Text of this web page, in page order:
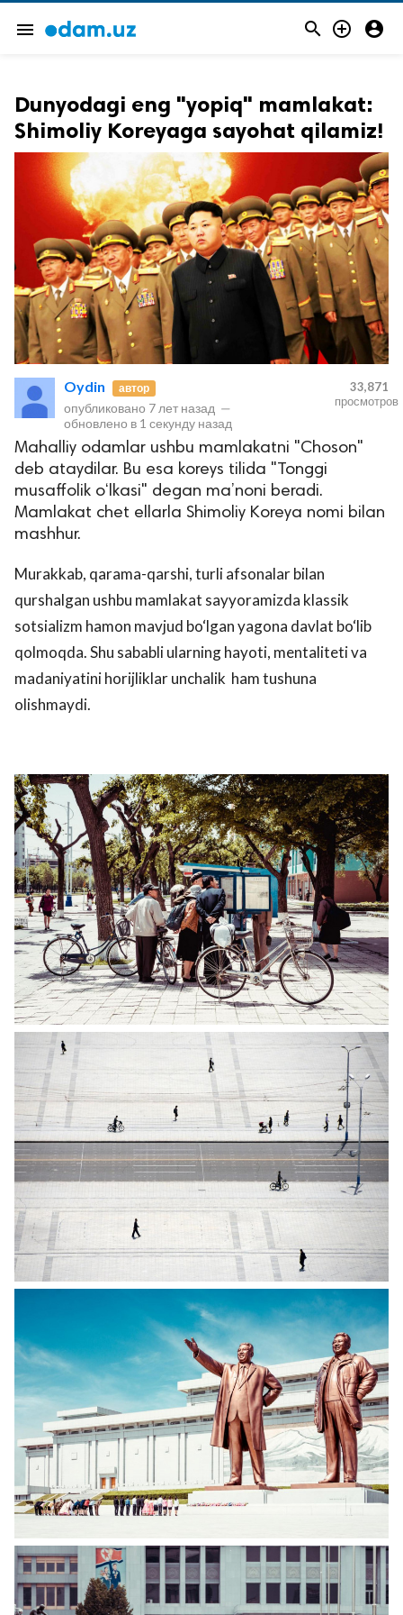
menu   
защищены.
Dunyodagi eng "yopiq" mamlakat:
Shimoliy Koreyaga sayohat qilamiz!
Oydin автор
опубликовано 7 лет назад —
обновлено в 1 секунду назад
33,871
просмотров
Mahalliy odamlar ushbu mamlakatni "Choson"
deb ataydilar. Bu esa koreys tilida "Tonggi
musaffolik o‘lkasi" degan ma’noni beradi.
Mamlakat chet ellarla Shimoliy Koreya nomi bilan
mashhur.
Murakkab, qarama-qarshi, turli afsonalar bilan
qurshalgan ushbu mamlakat sayyoramizda klassik
sotsializm hamon mavjud bo‘lgan yagona davlat bo‘lib
qolmoqda. Shu sababli ularning hayoti, mentaliteti va
madaniyatini horijliklar unchalik ham tushuna
olishmaydi.